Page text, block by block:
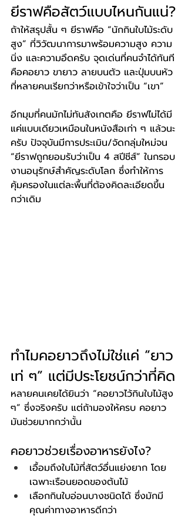
ยีราฟคือสัตว์แบบไหนกันแน่?
ถ้าให้สรุปสั้น ๆ ยีราฟคือ “นักกินใบไม้ระดับ
สูง” ที่วิวัฒนาการมาพร้อมความสูง ความ
นิ่ง และความอึดครับ จุดเด่นที่คนจำได้ทันที
คือคอยาว ขายาว ลายบนตัว และปุ่มบนหัว
ที่หลายคนเรียกว่าหรือเข้าใจว่าเป็น “เขา”
อีกมุมที่คนมักไม่ทันสังเกตคือ ยีราฟไม่ได้มี
แค่แบบเดียวเหมือนในหนังสือเก่า ๆ แล้วนะ
ครับ ปัจจุบันมีการประเมิน/จัดกลุ่มใหม่จน
“ยีราฟถูกยอมรับว่าเป็น 4 สปีชีส์” ในกรอบ
งานอนุรักษ์สำคัญระดับโลก ซึ่งทำให้การ
คุ้มครองในแต่ละพื้นที่ต้องคิดละเอียดขึ้น
กว่าเดิม
ทำไมคอยาวถึงไม่ใช่แค่ “ยาว
เท่ ๆ” แต่มีประโยชน์กว่าที่คิด
หลายคนเคยได้ยินว่า “คอยาวไว้กินใบไม้สูง
ๆ” ซึ่งจริงครับ แต่ถ้ามองให้ครบ คอยาว
มันช่วยมากกว่านั้น
คอยาวช่วยเรื่องอาหารยังไง?
เอื้อมถึงใบไม้ที่สัตว์อื่นแย่งยาก โดย
เฉพาะเรือนยอดของต้นไม้
เลือกกินใบอ่อนบางชนิดได้ ซึ่งมักมี
คุณค่าทางอาหารดีกว่า